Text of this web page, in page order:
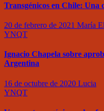
Transgénicos en Chile: Una
20 de febrero de 2021 María
YNQT
Ignacio Chapela sobre
Argentina
16 de octubre de 2020 Lucia
YNQT